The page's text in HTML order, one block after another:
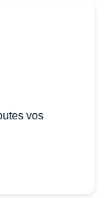
vos